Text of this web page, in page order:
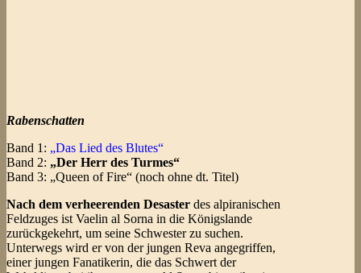
Rabenschatten
Band 1: „Das Lied des Blutes“
Band 2: „Der Herr des Turmes“
Band 3: „Queen of Fire“ (noch ohne dt. Titel)
Nach dem verheerenden Desaster des alpiranischen
Feldzuges ist Vaelin al Sorna in die Königslande
zurückgekehrt, um seine Schwester zu suchen.
Unterwegs wird er von der jungen Reva angegriffen,
einer jungen Fanatikerin, die das Schwert der